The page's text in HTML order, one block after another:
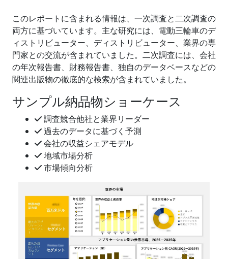
このレポートに含まれる情報は、一次調査と二次調査の
両方に基づいています。主な研究には、電動三輪車のデ
ィストリビューター、ディストリビューター、業界の専
門家との交流が含まれていました。二次調査には、会社
の年次報告書、財務報告書、独自のデータベースなどの
関連出版物の徹底的な検索が含まれていました。
サンプル納品物ショーケース
調査競合他社と業界リーダー
過去のデータに基づく予測
会社の収益シェアモデル
地域市場分析
市場傾向分析